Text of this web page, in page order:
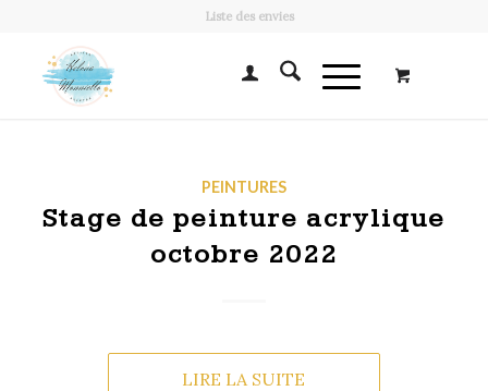
Liste des envies
PEINTURES
Stage de peinture acrylique
octobre 2022
LIRE LA SUITE